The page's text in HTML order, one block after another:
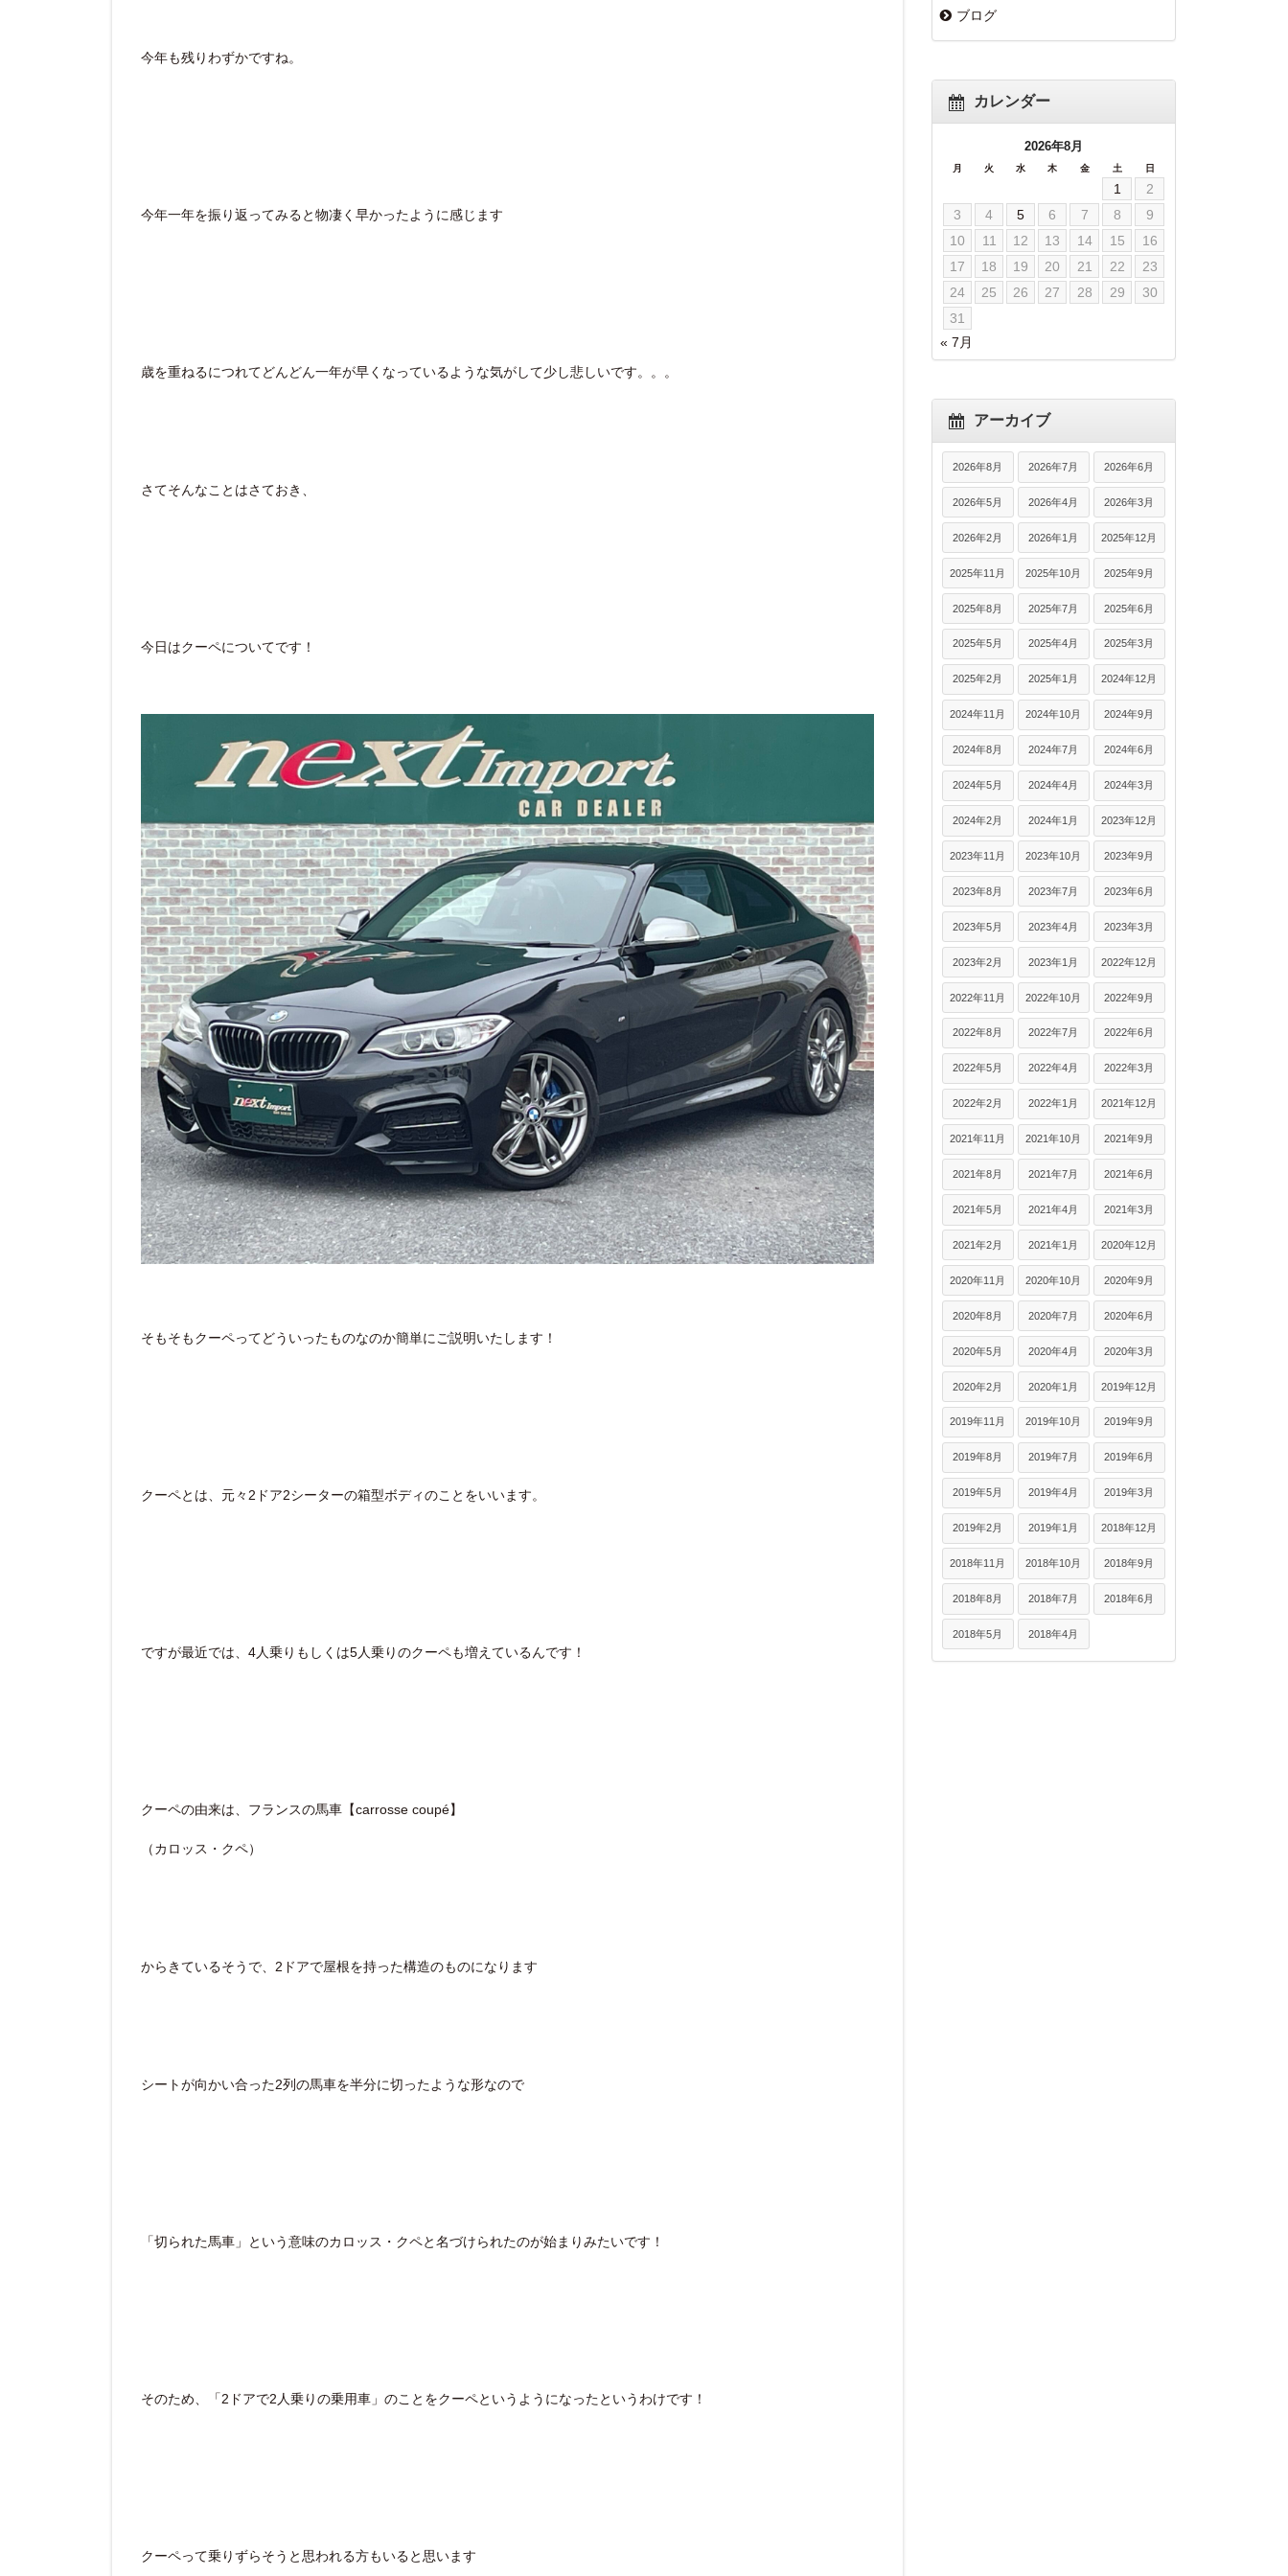
今年も残りわずかですね。
今年一年を振り返ってみると物凄く早かったように感じます
歳を重ねるにつれてどんどん一年が早くなっているような気がして少し悲しいです。。。
さてそんなことはさておき、
今日はクーペについてです！
そもそもクーペってどういったものなのか簡単にご説明いたします！
クーペとは、元々2ドア2シーターの箱型ボディのことをいいます。
ですが最近では、4人乗りもしくは5人乗りのクーペも増えているんです！
クーペの由来は、フランスの馬車【carrosse coupé】
（カロッス・クペ）
からきているそうで、2ドアで屋根を持った構造のものになります
シートが向かい合った2列の馬車を半分に切ったような形なので
「切られた馬車」という意味のカロッス・クペと名づけられたのが始まりみたいです！
そのため、「2ドアで2人乗りの乗用車」のことをクーペというようになったというわけです！
クーペって乗りずらそうと思われる方もいると思います
ブログ
カレンダー
2026年8月
月 火 水 木 金 土 日
1
2
3
4 5 6 7 8
9
10
11 12 13 14 15
16
17
18 19 20 21 22
23
24
25 26 27 28 29
30
31
« 7月
アーカイブ
2026年8月 2026年7月 2026年6月
2026年5月 2026年4月 2026年3月
2026年2月 2026年1月 2025年12月
2025年11月 2025年10月 2025年9月
2025年8月 2025年7月 2025年6月
2025年5月 2025年4月 2025年3月
2025年2月 2025年1月 2024年12月
2024年11月 2024年10月 2024年9月
2024年8月 2024年7月 2024年6月
2024年5月 2024年4月 2024年3月
2024年2月 2024年1月 2023年12月
2023年11月 2023年10月 2023年9月
2023年8月 2023年7月 2023年6月
2023年5月 2023年4月 2023年3月
2023年2月 2023年1月 2022年12月
2022年11月 2022年10月 2022年9月
2022年8月 2022年7月 2022年6月
2022年5月 2022年4月 2022年3月
2022年2月 2022年1月 2021年12月
2021年11月 2021年10月 2021年9月
2021年8月 2021年7月 2021年6月
2021年5月 2021年4月 2021年3月
2021年2月 2021年1月 2020年12月
2020年11月 2020年10月 2020年9月
2020年8月 2020年7月 2020年6月
2020年5月 2020年4月 2020年3月
2020年2月 2020年1月 2019年12月
2019年11月 2019年10月 2019年9月
2019年8月 2019年7月 2019年6月
2019年5月 2019年4月 2019年3月
2019年2月 2019年1月 2018年12月
2018年11月 2018年10月 2018年9月
2018年8月 2018年7月 2018年6月
2018年5月 2018年4月